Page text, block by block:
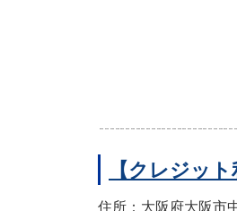
【クレジッ
住所：大阪府大阪市